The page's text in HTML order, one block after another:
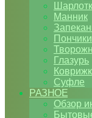
Манник
Пончики
Глазурь
Суфле
РАЗНОЕ
Обзор